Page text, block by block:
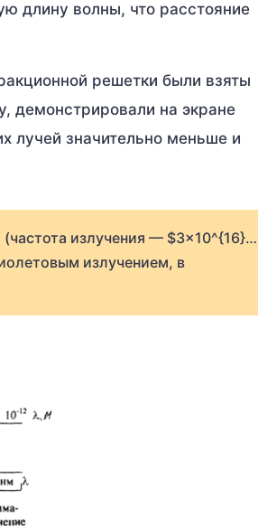
длину волны, что расстояние
решетки были взяты
демонстрировали на экране
лучей значительно меньше и
излучения — $3×10^{16}…
излучением, в